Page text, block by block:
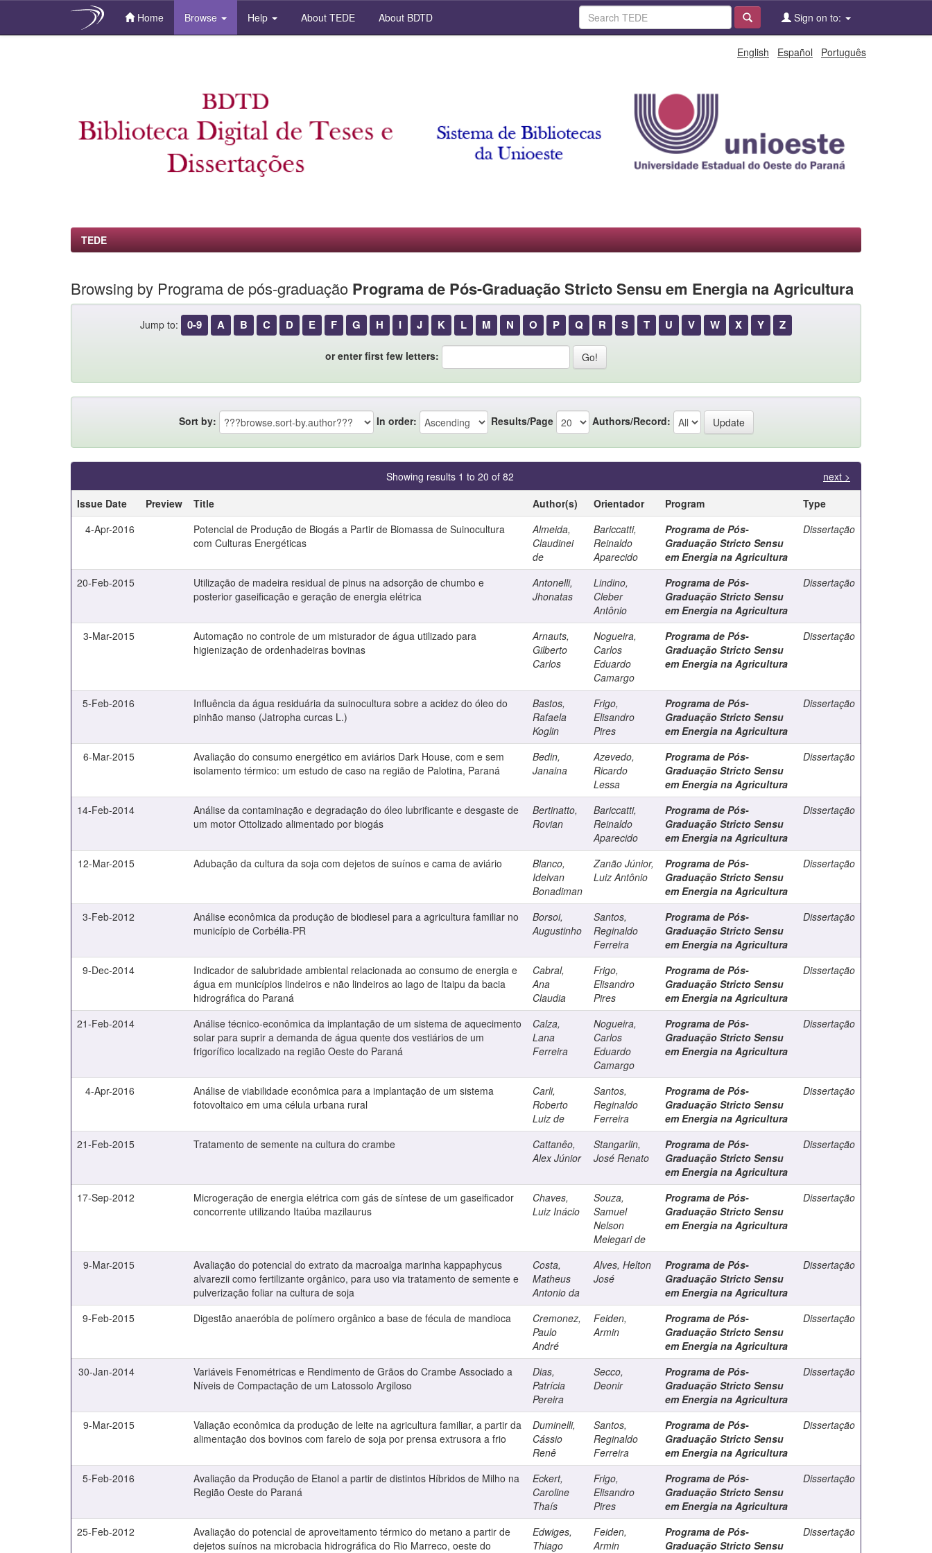
Home Browse Help About TEDE About BDTD Sign on to:
English Español Português
TEDE
Browsing by Programa de pós-graduação Programa de Pós-Graduação Stricto Sensu em Energia na Agricultura
Jump to: 0-9 A B C D E F G H I J K L M N O P Q R S T U V W X Y Z
or enter first few letters:
Sort by: In order: Results/Page Authors/Record:
Showing results 1 to 20 of 82
next >
Issue Date
Preview Title Author(s) Orientador Program
Type
4-Apr-2016
Potencial de Produção de Biogás a Partir de Biomassa de Suinocultura
com Culturas Energéticas
Almeida,
Claudinei
de
Bariccatti,
Reinaldo
Aparecido
Programa de Pós-
Graduação Stricto Sensu
em Energia na Agricultura
Dissertação
20-Feb-2015
Utilização de madeira residual de pinus na adsorção de chumbo e
posterior gaseificação e geração de energia elétrica
Antonelli,
Jhonatas
Lindino,
Cleber
Antônio
Programa de Pós-
Graduação Stricto Sensu
em Energia na Agricultura
Dissertação
3-Mar-2015
Automação no controle de um misturador de água utilizado para
higienização de ordenhadeiras bovinas
Arnauts,
Gilberto
Carlos
Nogueira,
Carlos
Eduardo
Camargo
Programa de Pós-
Graduação Stricto Sensu
em Energia na Agricultura
Dissertação
5-Feb-2016
Influência da água residuária da suinocultura sobre a acidez do óleo do
pinhão manso (Jatropha curcas L.)
Bastos,
Rafaela
Koglin
Frigo,
Elisandro
Pires
Programa de Pós-
Graduação Stricto Sensu
em Energia na Agricultura
Dissertação
6-Mar-2015
Avaliação do consumo energético em aviários Dark House, com e sem
isolamento térmico: um estudo de caso na região de Palotina, Paraná
Bedin,
Janaina
Azevedo,
Ricardo
Lessa
Programa de Pós-
Graduação Stricto Sensu
em Energia na Agricultura
Dissertação
14-Feb-2014
Análise da contaminação e degradação do óleo lubrificante e desgaste de
um motor Ottolizado alimentado por biogás
Bertinatto,
Rovian
Bariccatti,
Reinaldo
Aparecido
Programa de Pós-
Graduação Stricto Sensu
em Energia na Agricultura
Dissertação
12-Mar-2015 Adubação da cultura da soja com dejetos de suínos e cama de aviário
Blanco,
Idelvan
Bonadiman
Zanão Júnior,
Luiz Antônio
Programa de Pós-
Graduação Stricto Sensu
em Energia na Agricultura
Dissertação
3-Feb-2012
Análise econômica da produção de biodiesel para a agricultura familiar no
município de Corbélia-PR
Borsoi,
Augustinho
Santos,
Reginaldo
Ferreira
Programa de Pós-
Graduação Stricto Sensu
em Energia na Agricultura
Dissertação
9-Dec-2014
Indicador de salubridade ambiental relacionada ao consumo de energia e
água em municípios lindeiros e não lindeiros ao lago de Itaipu da bacia
hidrográfica do Paraná
Cabral,
Ana
Claudia
Frigo,
Elisandro
Pires
Programa de Pós-
Graduação Stricto Sensu
em Energia na Agricultura
Dissertação
21-Feb-2014
Análise técnico-econômica da implantação de um sistema de aquecimento
solar para suprir a demanda de água quente dos vestiários de um
frigorífico localizado na região Oeste do Paraná
Calza,
Lana
Ferreira
Nogueira,
Carlos
Eduardo
Camargo
Programa de Pós-
Graduação Stricto Sensu
em Energia na Agricultura
Dissertação
4-Apr-2016
Análise de viabilidade econômica para a implantação de um sistema
fotovoltaico em uma célula urbana rural
Carli,
Roberto
Luiz de
Santos,
Reginaldo
Ferreira
Programa de Pós-
Graduação Stricto Sensu
em Energia na Agricultura
Dissertação
21-Feb-2015 Tratamento de semente na cultura do crambe
Cattanêo,
Alex Júnior
Stangarlin,
José Renato
Programa de Pós-
Graduação Stricto Sensu
em Energia na Agricultura
Dissertação
17-Sep-2012
Microgeração de energia elétrica com gás de síntese de um gaseificador
concorrente utilizando Itaúba mazilaurus
Chaves,
Luiz Inácio
Souza,
Samuel
Nelson
Melegari de
Programa de Pós-
Graduação Stricto Sensu
em Energia na Agricultura
Dissertação
9-Mar-2015
Avaliação do potencial do extrato da macroalga marinha kappaphycus
alvarezii como fertilizante orgânico, para uso via tratamento de semente e
pulverização foliar na cultura de soja
Costa,
Matheus
Antonio da
Alves, Helton
José
Programa de Pós-
Graduação Stricto Sensu
em Energia na Agricultura
Dissertação
9-Feb-2015 Digestão anaeróbia de polímero orgânico a base de fécula de mandioca
Cremonez,
Paulo
André
Feiden,
Armin
Programa de Pós-
Graduação Stricto Sensu
em Energia na Agricultura
Dissertação
30-Jan-2014
Variáveis Fenométricas e Rendimento de Grãos do Crambe Associado a
Níveis de Compactação de um Latossolo Argiloso
Dias,
Patrícia
Pereira
Secco,
Deonir
Programa de Pós-
Graduação Stricto Sensu
em Energia na Agricultura
Dissertação
9-Mar-2015
Valiação econômica da produção de leite na agricultura familiar, a partir da
alimentação dos bovinos com farelo de soja por prensa extrusora a frio
Duminelli,
Cássio
Renê
Santos,
Reginaldo
Ferreira
Programa de Pós-
Graduação Stricto Sensu
em Energia na Agricultura
Dissertação
5-Feb-2016
Avaliação da Produção de Etanol a partir de distintos Híbridos de Milho na
Região Oeste do Paraná
Eckert,
Caroline
Thaís
Frigo,
Elisandro
Pires
Programa de Pós-
Graduação Stricto Sensu
em Energia na Agricultura
Dissertação
25-Feb-2012
Avaliação do potencial de aproveitamento térmico do metano a partir de
dejetos suínos na microbacia hidrográfica do Rio Marreco, oeste do
Edwiges,
Thiago
Feiden,
Armin
Programa de Pós-
Graduação Stricto Sensu
Dissertação